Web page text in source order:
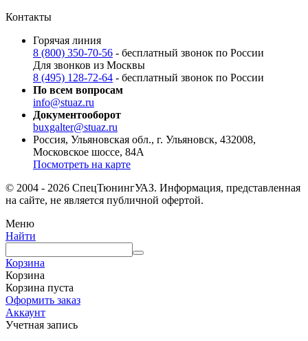
Контакты
Горячая линия
8 (800) 350-70-56 - бесплатный звонок по России
Для звонков из Москвы
8 (495) 128-72-64 - бесплатный звонок по России
По всем вопросам
info@stuaz.ru
Документооборот
buxgalter@stuaz.ru
Россия, Ульяновская обл., г. Ульяновск, 432008,
Московское шоссе, 84А
Посмотреть на карте
© 2004 - 2026 СпецТюнингУАЗ. Информация, представленная
на сайте, не является публичной офертой.
Меню
Найти
Корзина
Корзина
Корзина пуста
Оформить заказ
Аккаунт
Учетная запись